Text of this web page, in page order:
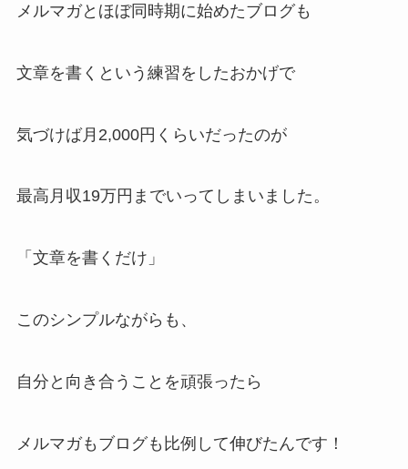
メルマガとほぼ同時期に始めたブログも
文章を書くという練習をしたおかげで
気づけば月2,000円くらいだったのが
最高月収19万円までいってしまいました。
「文章を書くだけ」
このシンプルながらも、
自分と向き合うことを頑張ったら
メルマガもブログも比例して伸びたんです！